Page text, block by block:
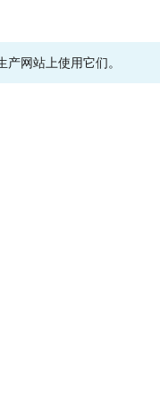
网站上使用它们。